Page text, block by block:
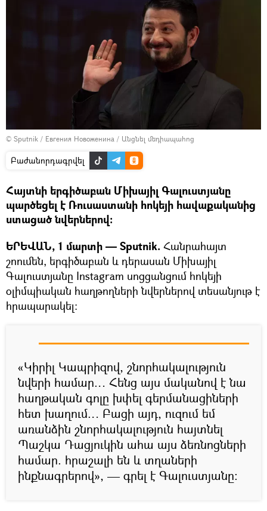
© Sputnik / Евгения Новоженина / Անցնել մեդիապահոց
Բաժանորդագրվել
Հայտնի երգիծաբան Միխայիլ Գալուստյանը
պարծեցել է Ռուսաստանի հոկեյի հավաքականից
ստացած նվերներով։
ԵՐԵՎԱՆ, 1 մարտի — Sputnik. Հանրահայտ
շոումեն, երգիծաբան և դերասան Միխայիլ
Գալուստյանը Instagram սոցցանցում հոկեյի
օլիմպիական հաղթողների նվերներով տեսանյութ է
հրապարակել։
«Կիրիլ Կապրիզով, շնորհակալություն
նվերի համար… Հենց այս մականով է նա
հաղթական գոլը խփել գերմանացիների
հետ խաղում… Բացի այդ, ուզում եմ
առանձին շնորհակալություն հայտնել
Պաշկա Դացյուկին ահա այս ձեռնոցների
համար. հրաշալի են և տղաների
ինքնագրերով», — գրել է Գալուստյանը։